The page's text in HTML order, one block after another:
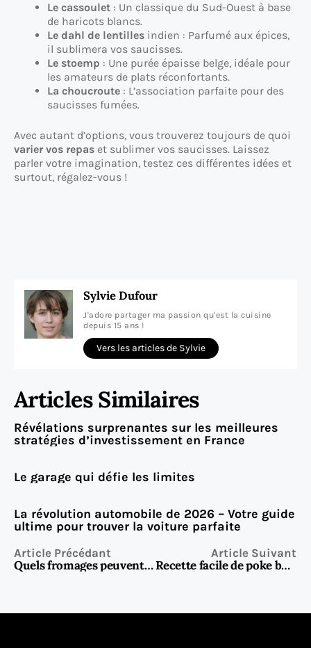
Le cassoulet : Un classique du Sud-Ouest à base
de haricots blancs.
Le dahl de lentilles indien : Parfumé aux épices,
il sublimera vos saucisses.
Le stoemp : Une purée épaisse belge, idéale pour
les amateurs de plats réconfortants.
La choucroute : L’association parfaite pour des
saucisses fumées.
Avec autant d’options, vous trouverez toujours de quoi
varier vos repas et sublimer vos saucisses. Laissez
parler votre imagination, testez ces différentes idées et
surtout, régalez-vous !
Sylvie Dufour
J'adore partager ma passion qu'est la cuisine
depuis 15 ans !
Vers les articles de Sylvie
Articles Similaires
Révélations surprenantes sur les meilleures
stratégies d’investissement en France
Le garage qui défie les limites
La révolution automobile de 2026 – Votre guide
ultime pour trouver la voiture parfaite
Article Précédant
Quels fromages peuvent remplacer le Philadelphia ? Alternatives et astuces
Article Suivant
Recette facile de poke bowl au poulet : fraicheur et saveurs au rendez-vous